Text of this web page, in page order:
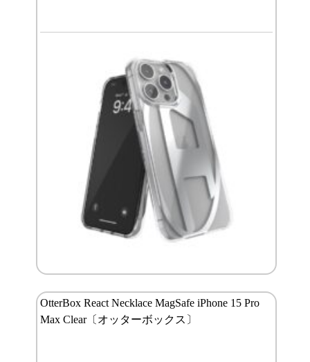
OtterBox React Necklace MagSafe iPhone 15 Pro
Max Clear〔オッターボックス〕